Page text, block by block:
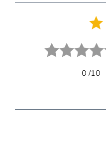
0/10